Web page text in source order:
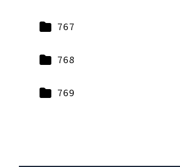
767
768
769